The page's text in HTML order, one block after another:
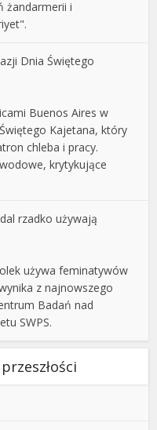
żandarmerii i
Dnia Świętego
Buenos Aires w
Kajetana, który
chleba i pracy.
krytykujące
rzadko używają
używa feminatywów
z najnowszego
Badań nad
SWPS.